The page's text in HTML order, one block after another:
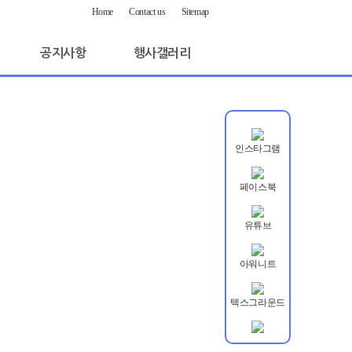
Sitemap
Contact us
Home
공지사항 행사갤러리
인스타그램
페이스북
유튜브
아워니트
텍스그라운드